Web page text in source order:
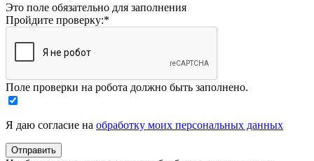
Это поле обязательно для заполнения
Пройдите проверку:*
Поле проверки на робота должно быть заполнено.
Я даю согласие на обработку моих персональных данных